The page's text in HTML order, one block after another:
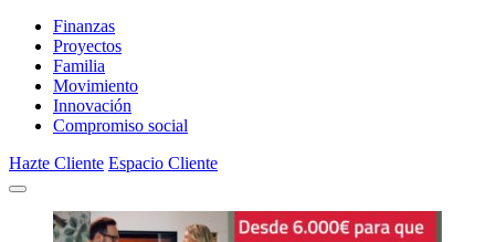
Finanzas
Proyectos
Familia
Movimiento
Innovación
Compromiso social
Hazte Cliente Espacio Cliente